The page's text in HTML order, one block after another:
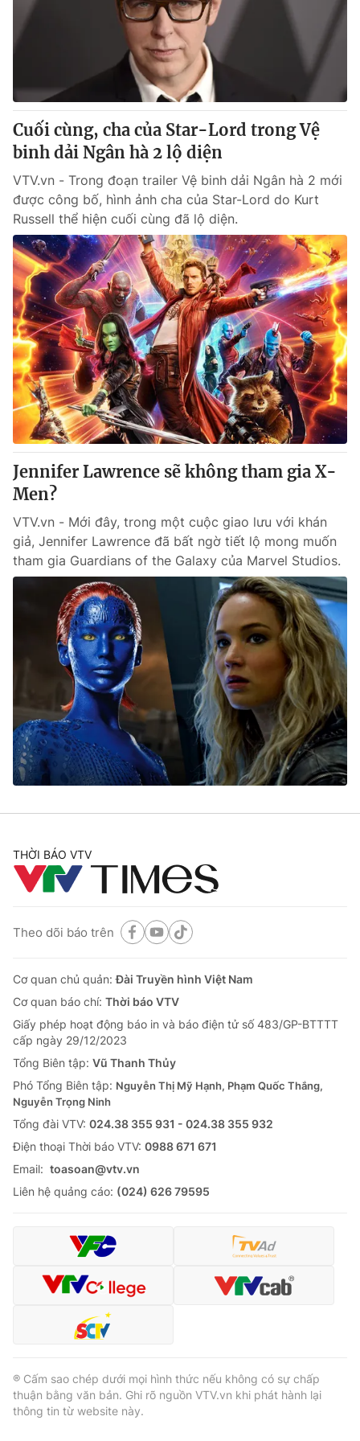
Sản phẩm
Thị trường
Lịch phát sóng
Chuyên mục khác
Emagazine Podcast
Photo Infographic
Video Shorts video
VTV Money VTV Thể thao
VTV Sức khoẻ Bất động sản
Thị trường 24h Tấm lòng Việt
VTV4 Vươn mình bằng AI
VTV9 VTV8
THỜI BÁO VTV
Theo dõi báo trên
Cơ quan chủ quản:Đài Truyền hình Việt Nam
Cơ quan báo chí:
Thời báo VTV
Giấy phép hoạt động báo in và báo điện tử số 483/GP-BTTTT
cấp ngày 29/12/2023
Tổng đài VTV:024.38 355 931 - 024.38 355 932
Ðiện thoại Thời báo VTV:024.66 897 897
Liên hệ quảng cáo: 024-7300.7108
® Cấm sao chép dưới mọi hình thức nếu không có sự chấp
thuận bằng văn bản. Ghi rõ nguồn VTV.vn khi phát hành lại
thông tin từ website này.
Cuối cùng, cha của Star-Lord trong Vệ
binh dải Ngân hà 2 lộ diện
VTV.vn - Trong đoạn trailer Vệ binh dải Ngân hà 2 mới
được công bố, hình ảnh cha của Star-Lord do Kurt
Russell thể hiện cuối cùng đã lộ diện.
Jennifer Lawrence sẽ không tham gia X-
Men?
VTV.vn - Mới đây, trong một cuộc giao lưu với khán
giả, Jennifer Lawrence đã bất ngờ tiết lộ mong muốn
tham gia Guardians of the Galaxy của Marvel Studios.
THỜI BÁO VTV
Theo dõi báo trên
Cơ quan chủ quản:Đài Truyền hình Việt Nam
Cơ quan báo chí: Thời báo VTV
Giấy phép hoạt động báo in và báo điện tử số 483/GP-BTTTT
cấp ngày 29/12/2023
Tổng Biên tập: Vũ Thanh Thủy
Phó Tổng Biên tập: Nguyễn Thị Mỹ Hạnh, Phạm Quốc Thắng,
Nguyễn Trọng Ninh
Tổng đài VTV: 024.38 355 931 - 024.38 355 932
Ðiện thoại Thời báo VTV: 0988 671 671
Email: toasoan@vtv.vn
Liên hệ quảng cáo: (024) 626 79595
® Cấm sao chép dưới mọi hình thức nếu không có sự chấp
thuận bằng văn bản. Ghi rõ nguồn VTV.vn khi phát hành lại
thông tin từ website này.